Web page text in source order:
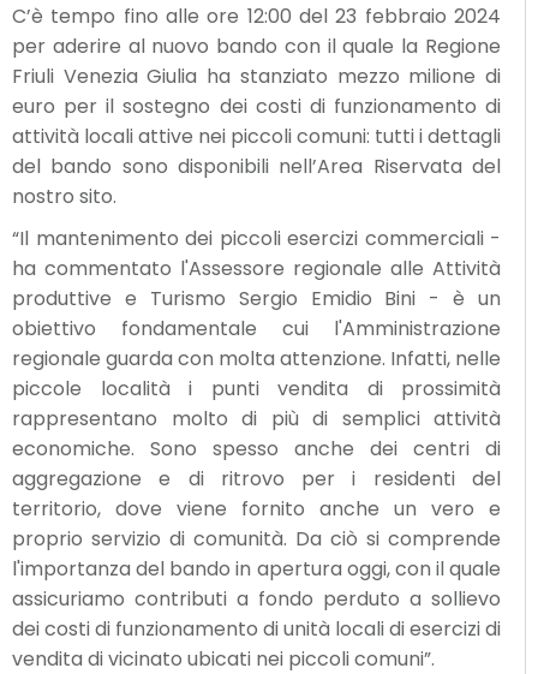
C’è tempo fino alle ore 12:00 del 23 febbraio 2024
per aderire al nuovo bando con il quale la Regione
Friuli Venezia Giulia ha stanziato mezzo milione di
euro per il sostegno dei costi di funzionamento di
attività locali attive nei piccoli comuni: tutti i dettagli
del bando sono disponibili nell’Area Riservata del
nostro sito.
“Il mantenimento dei piccoli esercizi commerciali -
ha commentato l'Assessore regionale alle Attività
produttive e Turismo Sergio Emidio Bini - è un
obiettivo fondamentale cui l'Amministrazione
regionale guarda con molta attenzione. Infatti, nelle
piccole località i punti vendita di prossimità
rappresentano molto di più di semplici attività
economiche. Sono spesso anche dei centri di
aggregazione e di ritrovo per i residenti del
territorio, dove viene fornito anche un vero e
proprio servizio di comunità. Da ciò si comprende
l'importanza del bando in apertura oggi, con il quale
assicuriamo contributi a fondo perduto a sollievo
dei costi di funzionamento di unità locali di esercizi di
vendita di vicinato ubicati nei piccoli comuni”.